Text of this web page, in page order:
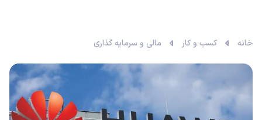
خانه کسب و کار مالی و سرمایه گذاری